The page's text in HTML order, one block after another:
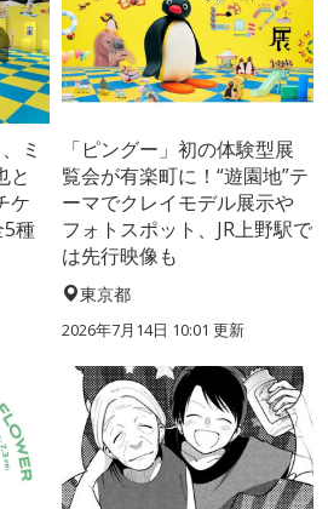
ミ
と
ケ
5種
「ピングー」初の体験型展
覧会が有楽町に！“遊園地”テ
ーマでクレイモデル展示や
フォトスポット、JR上野駅で
は先行映像も
東京都
2026年7月14日 10:01 更新